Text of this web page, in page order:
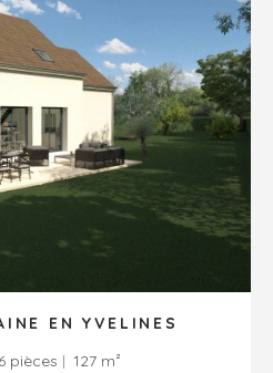
EN YVELINES
6 pièces
127 m²